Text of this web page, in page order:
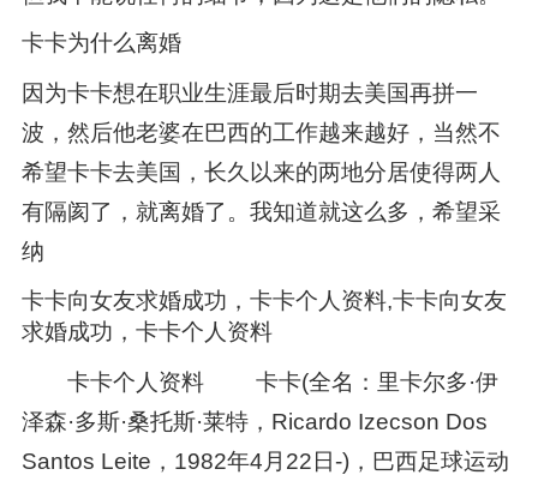
卡卡为什么离婚
因为卡卡想在职业生涯最后时期去美国再拼一
波，然后他老婆在巴西的工作越来越好，当然不
希望卡卡去美国，长久以来的两地分居使得两人
有隔阂了，就离婚了。我知道就这么多，希望采
纳
卡卡向女友求婚成功，卡卡个人资料,卡卡向女友
求婚成功，卡卡个人资料
卡卡个人资料 卡卡(全名：里卡尔多·伊
泽森·多斯·桑托斯·莱特，Ricardo Izecson Dos
Santos Leite，1982年4月22日-)，巴西足球运动